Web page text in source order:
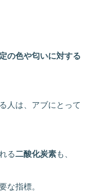
の色や匂いに対する
人は、アブにとって
る二酸化炭素も、
な指標。